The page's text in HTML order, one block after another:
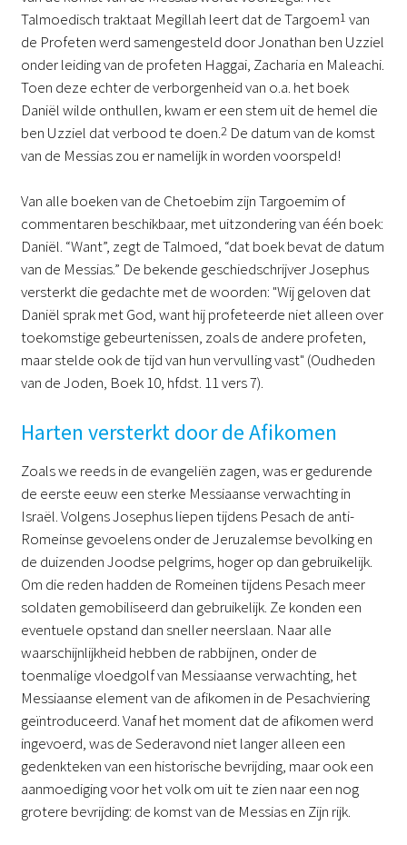
Talmoedisch traktaat Megillah leert dat de Targoem1 van
de Profeten werd samengesteld door Jonathan ben Uzziel
onder leiding van de profeten Haggai, Zacharia en Maleachi.
Toen deze echter de verborgenheid van o.a. het boek
Daniël wilde onthullen, kwam er een stem uit de hemel die
ben Uzziel dat verbood te doen.2De datum van de komst
van de Messias zou er namelijk in worden voorspeld!
Van alle boeken van de Chetoebim zijn Targoemim of
commentaren beschikbaar, met uitzondering van één boek:
Daniël. “Want”, zegt de Talmoed, “dat boek bevat de datum
van de Messias.” De bekende geschiedschrijver Josephus
versterkt die gedachte met de woorden: "Wij geloven dat
Daniël sprak met God, want hij profeteerde niet alleen over
toekomstige gebeurtenissen, zoals de andere profeten,
maar stelde ook de tijd van hun vervulling vast" (Oudheden
van de Joden, Boek 10, hfdst. 11 vers 7).
Harten versterkt door de Afikomen
Zoals we reeds in de evangeliën zagen, was er gedurende
de eerste eeuw een sterke Messiaanse verwachting in
Israël. Volgens Josephus liepen tijdens Pesach de anti-
Romeinse gevoelens onder de Jeruzalemse bevolking en
de duizenden Joodse pelgrims, hoger op dan gebruikelijk.
Om die reden hadden de Romeinen tijdens Pesach meer
soldaten gemobiliseerd dan gebruikelijk. Ze konden een
eventuele opstand dan sneller neerslaan. Naar alle
waarschijnlijkheid hebben de rabbijnen, onder de
toenmalige vloedgolf van Messiaanse verwachting, het
Messiaanse element van de afikomen in de Pesachviering
geïntroduceerd. Vanaf het moment dat de afikomen werd
ingevoerd, was de Sederavond niet langer alleen een
gedenkteken van een historische bevrijding, maar ook een
aanmoediging voor het volk om uit te zien naar een nog
grotere bevrijding: de komst van de Messias en Zijn rijk.